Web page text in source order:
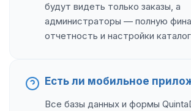
будут видеть только заказы, а
администраторы — полную
отчетность и настройки
Есть ли мобильное
Все базы данных и формы